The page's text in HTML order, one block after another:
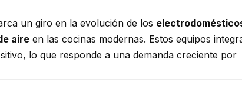
un giro en la evolución de los
aire en las cocinas modernas. Estos equipos
lo que responde a una demanda creciente por